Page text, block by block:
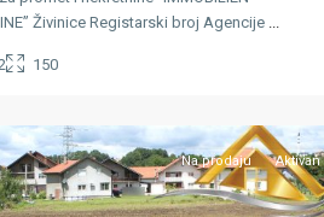
Živinice Registarski broj Agencije ...
150
Na prodaju Aktivan